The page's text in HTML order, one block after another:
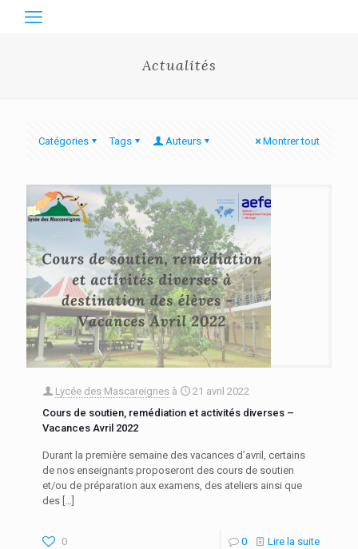
Actualités
Catégories Tags Auteurs Montrer tout
Lycée des Mascareignes à
21 avril 2022
Cours de soutien, remédiation et activités diverses –
Vacances Avril 2022
Durant la première semaine des vacances d’avril, certains
de nos enseignants proposeront des cours de soutien
et/ou de préparation aux examens, des ateliers ainsi que
des […]
0 0 Lire la suite